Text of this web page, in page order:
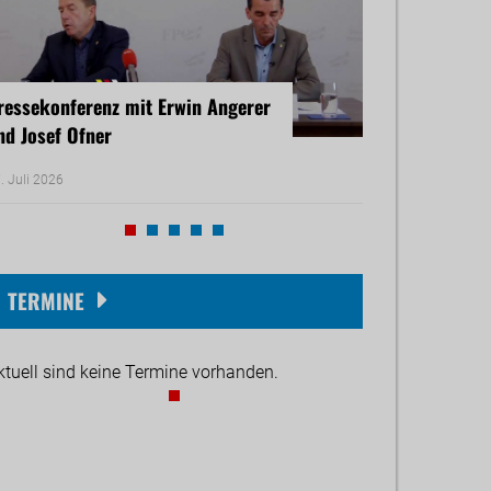
mit Erwin Angerer
Josef Ofner
Juli 2026
Michael Reiner
TERMINE
sind keine Termine vorhanden.